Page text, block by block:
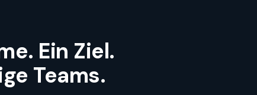
Ein Ziel.
Teams.